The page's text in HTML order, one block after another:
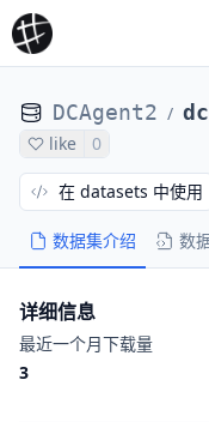
DCAgent2 /
like 0
数据集介绍 数
在 datasets 中使用
详细信息
最近一个月下载量
3